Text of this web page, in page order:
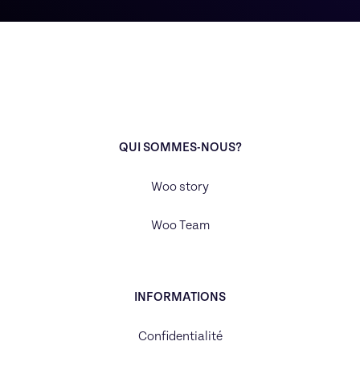
QUI SOMMES-NOUS?
Woo story
Woo Team
INFORMATIONS
Confidentialité